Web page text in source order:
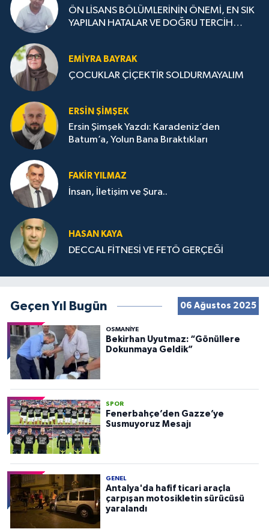
ÖN LİSANS BÖLÜMLERİNİN ÖNEMİ, EN SIK
YAPILAN HATALAR VE DOĞRU TERCİH
EMIYRA BAYRAK
ÇOCUKLAR ÇİÇEKTİR SOLDURMAYALIM
ERSIN ŞIMŞEK
Ersin Şimşek Yazdı: Karadeniz’den
Batum’a, Yolun Bana Bıraktıkları
FAKIR YILMAZ
İnsan, İletişim ve Şura..
HASAN KAYA
DECCAL FİTNESİ VE FETÖ GERÇEĞİ
Geçen Yıl Bugün 06 Ağustos 2025
OSMANIYE
Bekirhan Uyutmaz: “Gönüllere
Dokunmaya Geldik”
SPOR
Fenerbahçe’den Gazze’ye
Susmuyoruz Mesajı
GENEL
Antalya'da hafif ticari araçla
çarpışan motosikletin sürücüsü
yaralandı